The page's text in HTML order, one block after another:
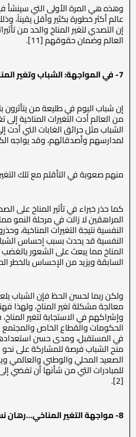
وهذه هي المرة الأولى التي سينشأ
عالم أكثر خطورة بكثير وأقل يقيناً،
إن التصدي لتغير المناخ والحد من
العالم وضمان حقوقهم [11].
7- في المواجهة: الشباب وتغير المناخ:
إن شباب اليوم في طليعة من يتأثرون
من العالم أدت التغيرات المناخية
الشباب مثل حرائق الغابات التي أدت
لمدارسهم وأصدقائهم، وقد يواجه
منهم صعوبة في التأقلم مع تلك
كما حذر خبراء في تأثير المناخ على
المراهقين لا زالت في مرحلة النمو
النفسية نتيجة التغيرات المناخية،
النفسية قد يحدث بسبب إحساس
المناخ مما يبعث على الشعور بالغضب
السابقة ويزيد من الإحساس بالخطر
ولكن ربما لحسن الحظ فإن الشباب
معالجة مشكلة تغير المناخ، ولهذا
وإشراكهم في الاستجابة لتغير
الحكومات والقطاع الخاص
في المستقبل، ومدى حسن
منح الشباب فرصة للمشاركة على
الصعيد المحلي والوطني والعالمي
[2].
8- مواجهة التغير المناخي…رهان نستطيع الفوز به..